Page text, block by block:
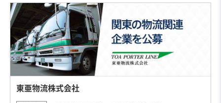
東亜物流株式会社